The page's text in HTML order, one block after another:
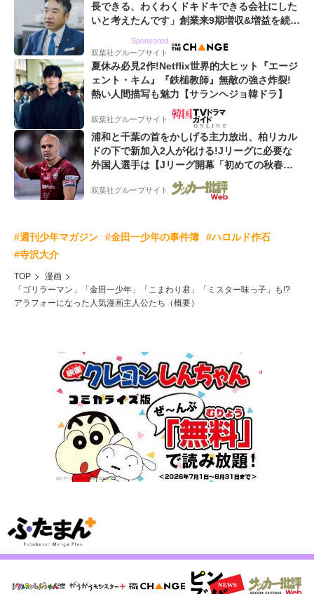
長できる、わくわくドキドキできる会社にした
いと考えたんです」創業来9期増収&増益を続け
Sponsored
双葉社グループサイト
夏休み必見2作!Netflix世界的大ヒット『エージ
ェント・キム』『鉄槌教師』無敵の強さ炸裂!
熱い人間描写も魅力【サランヘジョ韓ドラ】
双葉社グループサイト
浦和と千葉の首をかしげる主力放出、柏リカル
ドの下で新加入2人が化ける!Jリーグに必要な
外国人選手は【Jリーグ開幕「初めての秋春
双葉社グループサイト
#週刊少年マガジン #金田一少年の事件簿
#ハロルド作石
#寺沢大介
TOP
漫画
「ゴリラーマン」「金田一少年」「こまわり君」「ミスター味っ子」も!?
アラフォーになった人気漫画主人公たち（概要）